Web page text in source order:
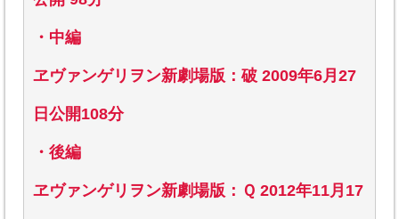
・中編
ヱヴァンゲリヲン新劇場版：破 2009年6月27
日公開108分
・後編
ヱヴァンゲリヲン新劇場版：Ｑ 2012年11月17